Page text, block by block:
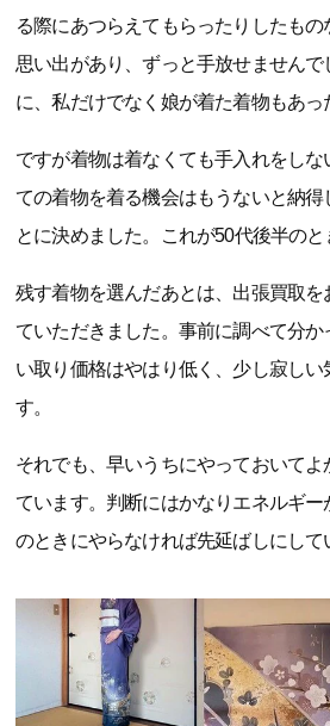
る際にあつらえてもらったりしたも
思い出があり、ずっと手放せません
に、私だけでなく娘が着た着物もあっ
ですが着物は着なくても手入れをし
ての着物を着る機会はもうないと納得
とに決めました。これが50代後半のと
残す着物を選んだあとは、出張買取
ていただきました。事前に調べて分
い取り価格はやはり低く、少し寂し
す。
それでも、早いうちにやっておいて
ています。判断にはかなりエネルギ
のときにやらなければ先延ばしにして